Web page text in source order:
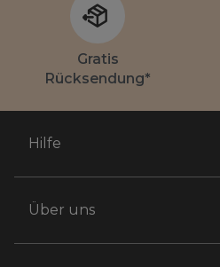
Gratis
Rücksendung*
Hilfe
Über uns